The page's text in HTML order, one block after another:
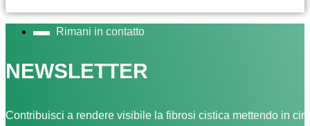
Rimani in contatto
NEWSLETTER
Contribuisci a rendere visibile la fibrosi cistica mettendo in